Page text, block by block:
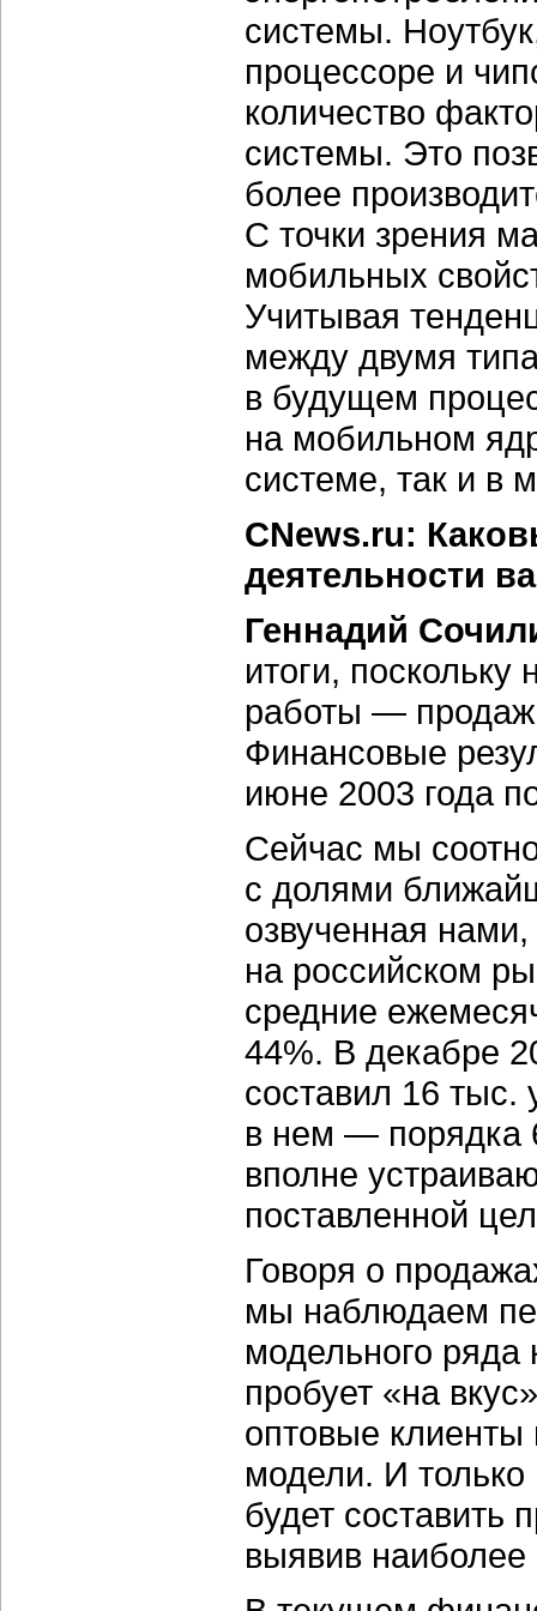
системы.
процессоре и
количество
системы. Это
более
С точки зрения
мобильных
Учитывая
между двумя
в будущем
на мобильном
системе, так и в
CNews.ru:
деятельности
Геннадий
итоги,
работы —
Финансовые
июне 2003 года
Сейчас мы
с долями
озвученная
на российском
средние
44%. В декабре
составил 16 тыс.
в нем — порядка
вполне
поставленной
Говоря о
мы наблюдаем
модельного ряда
пробует «на
оптовые
модели. И
будет составить
выявив